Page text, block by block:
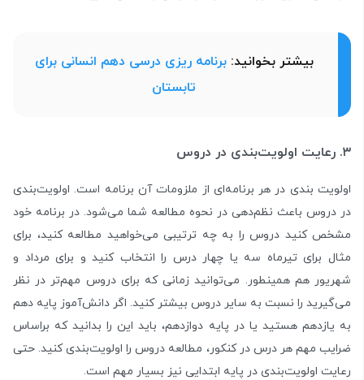
بیشتر بخوانید:برنامه ریزی درسی دهم انسانی برای
تابستان
۳. رعایت اولویت‌بندی در دروس
اولویت بندی در هر برنامه‌ای از ملزومات آن برنامه است. اولویت‌بندی
در دروس باعث نظم‌دهی در نحوه مطالعه شما می‌شود. در برنامه خود
مشخص کنید دروس را به چه ترتیبی می‌خواهید مطالعه کنید، برای
مثال برای تیرماه سه یا چهار درس را انتخاب کنید و برای مرداد و
شهریور هم همینطور. می‌توانید زمانی که برای دروس مهم‌تر در نظر
می‌گیرید را نسبت به سایر دروس بیشتر کنید. اگر دانش‌آموز پایه دهم
به یازدهم هستید یا در پایه دوازدهم، باید این را بدانید که براساس
ضرایب مهم هر درس در کنکور، مطالعه دروس را اولویت‌بندی کنید. حتی
رعایت اولویت‌بندی در پایه ابتدایی نیز بسیار مهم است.